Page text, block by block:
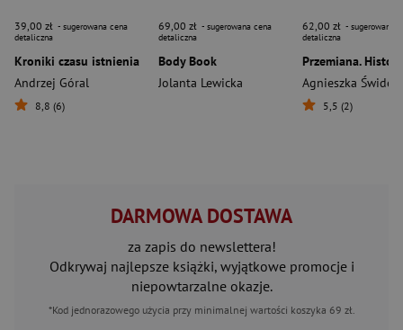
39,00 zł - sugerowana cena
detaliczna
Kroniki czasu istnienia
Andrzej Góral
8,8 (6)
69,00 zł - sugerowana cena
detaliczna
Body Book
Jolanta Lewicka
62,00 zł - sugerowana
detaliczna
Agnieszka
5,5 (2)
DARMOWA DOSTAWA
za zapis do newslettera!
Odkrywaj najlepsze książki, wyjątkowe promocje i
niepowtarzalne okazje.
*Kod jednorazowego użycia przy minimalnej wartości koszyka 69 zł.